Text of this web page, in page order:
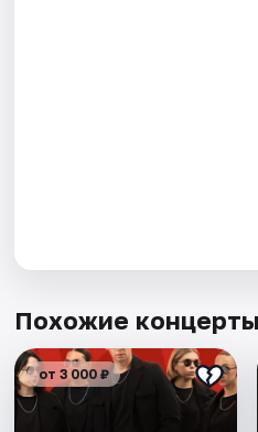
Похожие концерты
от 3 000 ₽